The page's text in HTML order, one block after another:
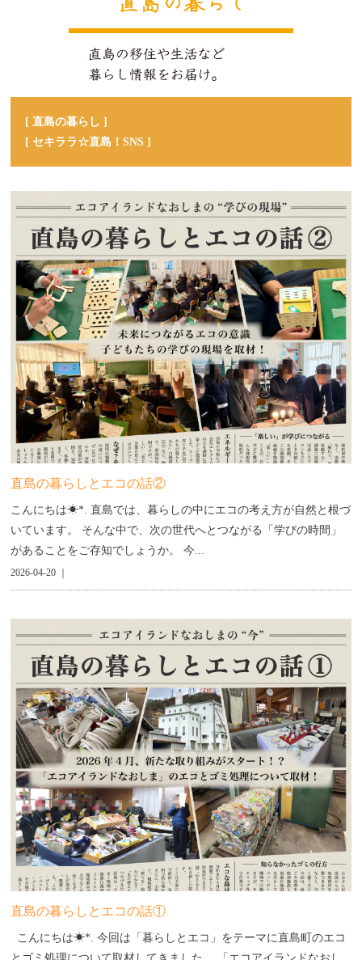
[ 直島の暮らし ]
[ セキララ☆直島！SNS ]
直島の暮らしとエコの話②
こんにちは☀︎*. 直島では、暮らしの中にエコの考え方が自然と根づ
いています。 そんな中で、次の世代へとつながる「学びの時間」
があることをご存知でしょうか。 今...
2026-04-20 ｜
直島の暮らしとエコの話①
こんにちは☀︎*. 今回は「暮らしとエコ」をテーマに直島町のエコ